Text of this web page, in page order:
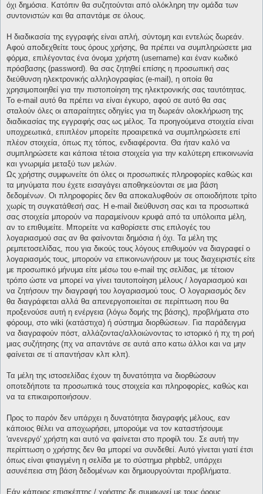
όχι δημόσια. Κατόπιν θα συζητούνται από ολόκληρη την ομάδα των
συντονιστών και θα απαντάμε σε όλους.
Η διαδικασία της εγγραφής είναι απλή, σύντομη και εντελώς δωρεάν.
Αφού αποδεχθείτε τους όρους χρήσης, θα πρέπει να συμπληρώσετε μια
φόρμα, επιλέγοντας ένα όνομα χρήστη (username) και έναν κωδικό
πρόσβασης (password). θα σας ζητηθεί επίσης η προσωπική σας
διεύθυνση ηλεκτρονικής αλληλογραφίας (e-mail), η οποία θα
χρησιμοποιηθεί για την πιστοποίηση της ηλεκτρονικής σας ταυτότητας.
Το e-mail αυτό θα πρέπει να είναι έγκυρο, αφού σε αυτό θα σας
σταλούν όλες οι απαραίτητες οδηγίες για τη δωρεάν ολοκλήρωση της
διαδικασίας της εγγραφής σας ως μέλος. Τα προηγούμενα στοιχεία είναι
υποχρεωτικά, επιπλέον μπορείτε προαιρετικά να συμπληρώσετε επί
πλέον στοιχεία, όπως πχ τόπος, ενδιαφέροντα. Θα ήταν καλό να
συμπληρώσετε και κάποια τέτοια στοιχεία για την καλύτερη επικοινωνία
και γνωριμία μεταξύ των μελών.
Ως χρήστης συμφωνείτε ότι όλες οι προσωπικές πληροφορίες καθώς και
τα μηνύματα που έχετε εισαγάγει αποθηκεύονται σε μια βάση
δεδομένων. Οι πληροφορίες δεν θα αποκαλυφθούν σε οποιοδήποτε τρίτο
χωρίς τη συγκατάθεσή σας. Η e-mail διεύθυνση σας και τα προσωπικά
σας στοιχεία μπορούν να παραμείνουν κρυφά από τα υπόλοιπα μέλη,
αν το επιθυμείτε. Μπορείτε να καθορίσετε στις επιλογές του
λογαριασμού σας αν θα φαίνονται δημόσια ή όχι. Τα μέλη της
ρεμπετοσελίδας, που για δικούς τους λόγους επιθυμούν να διαγραφεί ο
λογαριασμός τους, μπορούν να επικοινωνήσουν με τους διαχειριστές είτε
με προσωπικό μήνυμα είτε μέσω του e-mail της σελίδας, με τέτοιον
τρόπο ώστε να μπορεί να γίνει ταυτοποίηση μέλους / λογαριασμού και
να ζητήσουν την διαγραφή του λογαριασμού τους. Ο λογαριασμός δεν
θα διαγράφεται αλλά θα απενεργοποιείται σε περίπτωση που θα
προξενούσε αυτή η ενέργεια (λόγω δομής της βάσης), προβλήματα στο
φόρουμ, στο wiki (κατάστιχα) ή σύστημα διορθώσεων. Για παράδειγμα
να διαγραφούν πόστ, αλλάζοντας/αλλοιώνοντας το ιστορικό ή πχ τη ροή
μιας συζήτησης (πχ να απαντάνε σε αυτά απο κατω άλλοι και να μην
φαίνεται σε τί απαντήσαν κλπ κλπ).
Τα μέλη της ιστοσελίδας έχουν τη δυνατότητα να διορθώσουν
οποτεδήποτε τα προσωπικά τους στοιχεία και πληροφορίες, καθώς και
να τα επικαιροποιήσουν.
Προς το παρόν δεν υπάρχει η δυνατότητα διαγραφής μέλους, εαν
κάποιος θέλει να αποχωρήσει, μπορούμε να τον καταστήσουμε
'ανενεργό' χρήστη και αυτό να φαίνεται στο προφίλ του. Σε αυτή την
περίπτωση ο χρήστης δεν θα μπορεί να συνδεθεί. Αυτό γίνεται γιατί έτσι
όπως είναι φτιαγμένη η σελίδα με το σύστημα phpbb2, υπάρχει
ασυνέπεια στη βάση δεδομένων και δημιουργούνται προβλήματα.
Εάν κάποιος επισκέπτης / χρήστης δε συμφωνεί με τους όρους